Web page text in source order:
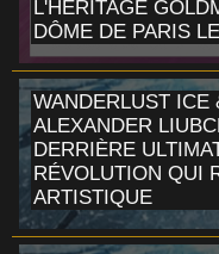
L'HÉRITAGE
DÔME DE PARIS
WANDERLUST
ALEXANDER
DERRIÈRE
RÉVOLUTION QUI
ARTISTIQUE